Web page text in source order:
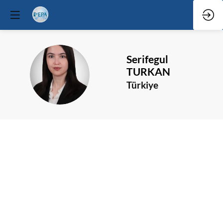
ST
Serifegul
TURKAN
Türkiye